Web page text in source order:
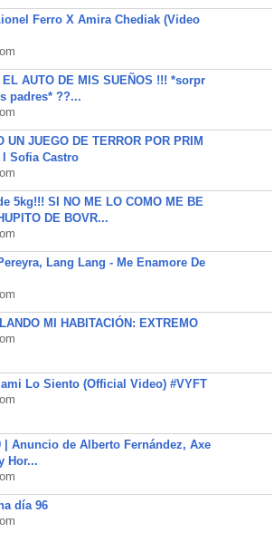
Ferro X Amira Chediak (Video
EL AUTO DE MIS SUEÑOS !!! *sorpr
padres* ??...
UN JUEGO DE TERROR POR PRIM
l Sofia Castro
5kg!!! SI NO ME LO COMO ME BE
DE BOVR...
Lang Lang - Me Enamore De
MI HABITACIÓN: EXTREMO
Lo Siento (Official Video) #VYFT
| Anuncio de Alberto Fernández, Axe
Hor...
día 96